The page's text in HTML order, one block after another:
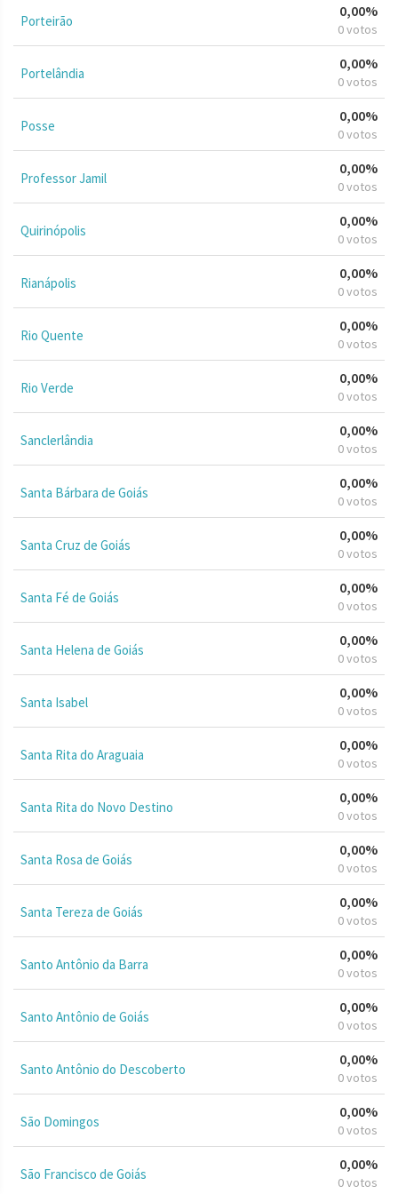
Porteirão
0,00%
0 votos
Portelândia
0,00%
0 votos
Posse
0,00%
0 votos
Professor Jamil
0,00%
0 votos
Quirinópolis
0,00%
0 votos
Rianápolis
0,00%
0 votos
Rio Quente
0,00%
0 votos
Rio Verde
0,00%
0 votos
Sanclerlândia
0,00%
0 votos
Santa Bárbara de Goiás
0,00%
0 votos
Santa Cruz de Goiás
0,00%
0 votos
Santa Fé de Goiás
0,00%
0 votos
Santa Helena de Goiás
0,00%
0 votos
Santa Isabel
0,00%
0 votos
Santa Rita do Araguaia
0,00%
0 votos
Santa Rita do Novo Destino
0,00%
0 votos
Santa Rosa de Goiás
0,00%
0 votos
Santa Tereza de Goiás
0,00%
0 votos
Santo Antônio da Barra
0,00%
0 votos
Santo Antônio de Goiás
0,00%
0 votos
Santo Antônio do Descoberto
0,00%
0 votos
São Domingos
0,00%
0 votos
São Francisco de Goiás
0,00%
0 votos